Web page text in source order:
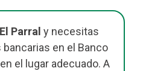
El Parral y necesitas
en el Banco
el lugar adecuado. A